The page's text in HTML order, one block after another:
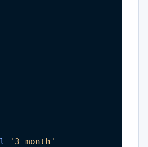
'3 month'